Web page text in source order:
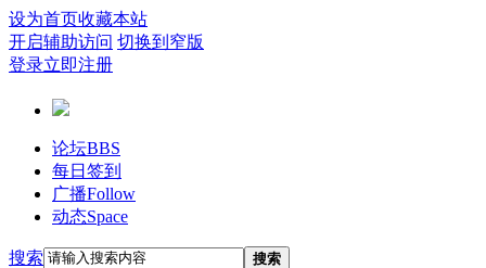
设为首页收藏本站
开启辅助访问 切换到窄版
登录立即注册
论坛BBS
每日签到
广播Follow
动态Space
搜索 搜索